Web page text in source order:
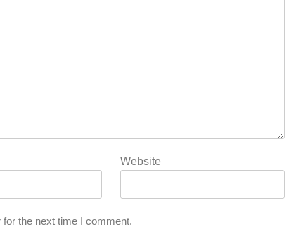
Website
the next time I comment.